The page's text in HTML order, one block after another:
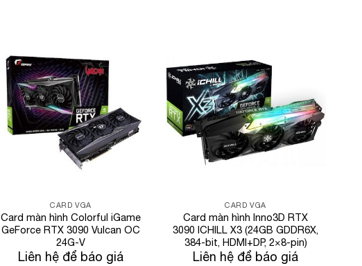
CARD VGA
Card màn hình Colorful iGame
GeForce RTX 3090 Vulcan OC
24G-V
Liên hệ để báo giá
CARD VGA
Card màn hình Inno3D RTX
3090 ICHILL X3 (24GB GDDR6X,
384-bit, HDMI+DP, 2×8-pin)
Liên hệ để báo giá